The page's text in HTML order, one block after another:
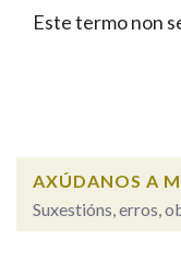
Facebook
TwitterYoutube
BUSCAR NOS
Remata por
Este termo non
AXÚDANOS A
Suxestións, erros,